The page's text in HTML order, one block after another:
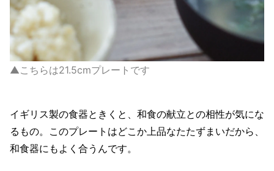
▲こちらは21.5cmプレートです
イギリス製の食器ときくと、和食の献立との相性が気にな
るもの。このプレートはどこか上品なたたずまいだから、
和食器にもよく合うんです。